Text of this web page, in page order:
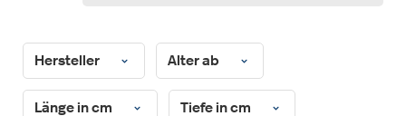
Hersteller Alter ab
Länge in cm Tiefe in cm